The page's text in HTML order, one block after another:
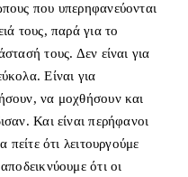
που υπερηφανεύονται
τους, παρά για το
τους. Δεν είναι για
Είναι για
να μοχθήσουν και
Και είναι περήφανοι
πείτε ότι λειτουργούμε
ότι οι